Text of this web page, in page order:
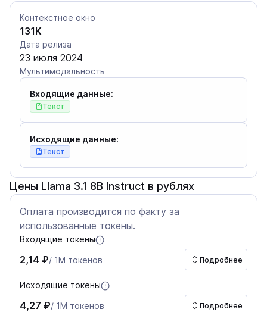
Контекстное окно
131K
Дата релиза
23 июля 2024
Мультимодальность
Входящие данные:
Текст
Исходящие данные:
Текст
Цены Llama 3.1 8B Instruct в рублях
Оплата производится по факту за
использованные токены.
Входящие токены
2,14 ₽/ 1M токенов Подробнее
Исходящие токены
4,27 ₽/ 1M токенов Подробнее